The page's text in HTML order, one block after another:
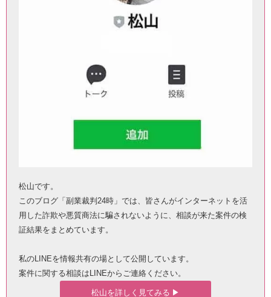
松山です。
このブログ「副業裁判24時」では、皆さんがインターネットを活
用した詐欺や悪質商法に騙されないように、相談が来た案件の検
証結果をまとめています。
私のLINEを情報共有の場として公開しています。
案件に関する相談はLINEからご連絡ください。
松山を詳しく見てみる ▶︎